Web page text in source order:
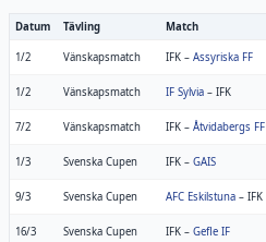
Datum Tävling Match
1/2 Vänskapsmatch IFK– Assyriska FF
1/2 Vänskapsmatch IF Sylvia– IFK
7/2 Vänskapsmatch IFK– Åtvidabergs FF
1/3 Svenska Cupen IFK– GAIS
9/3 Svenska Cupen AFC Eskilstuna– IFK
16/3 Svenska Cupen IFK– Gefle IF